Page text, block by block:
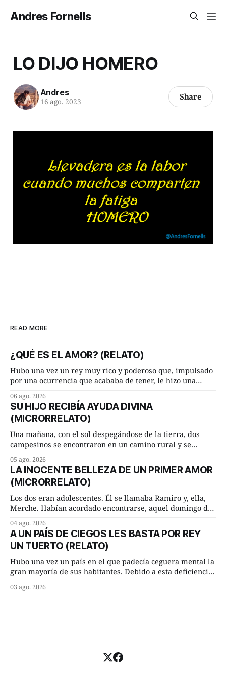
Andres Fornells
LO DIJO HOMERO
Andres
16 ago. 2023 Share
READ MORE
¿QUÉ ES EL AMOR? (RELATO)
Hubo una vez un rey muy rico y poderoso que, impulsado
por una ocurrencia que acababa de tener, le hizo una
Dime, hombre sabio, ¿qué es el amor según tú? Su
consejero, que era muy prudente y astuto le respondió de
inmediato:
06 ago. 2026
SU HIJO RECIBÍA AYUDA DIVINA
(MICRORRELATO)
Una mañana, con el sol despegándose de la tierra, dos
campesinos se encontraron en un camino rural y se
remolachas, Manuel? —quiso saber uno. —Eso acabo de
hacer, Paco. ¿Cómo va ese maíz tuyo? --se interesó el otro.
—De momento mejor
05 ago. 2026
LA INOCENTE BELLEZA DE UN PRIMER AMOR
(MICRORRELATO)
Los dos eran adolescentes. Él se llamaba Ramiro y, ella,
Merche. Habían acordado encontrarse, aquel domingo de
lugar del río que debía este nombre a la pronunciada
curva que la corriente fluvial presentaba en aquel punto.
Habían dispuesto que
04 ago. 2026
A UN PAÍS DE CIEGOS LES BASTA POR REY
UN TUERTO (RELATO)
Hubo una vez un país en el que padecía ceguera mental la
gran mayoría de sus habitantes. Debido a esta deficiencia,
superiores en número a los que no padecían ninguna
03 ago. 2026